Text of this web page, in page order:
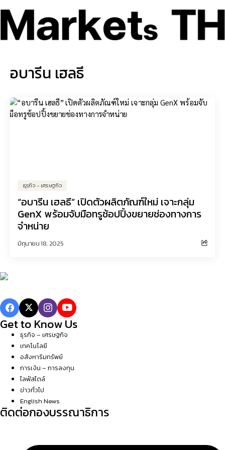
อบารีน เฮลธี
ธุรกิจ - เศรษฐกิจ
“อบารีน เฮลธี” เปิดตัวผลิตภัณฑ์ใหม่ เจาะกลุ่ม
GenX พร้อมจับมือทรูช้อปปิ้งขยายช่องทางการ
จำหน่าย
มิถุนายน 18, 2025
Get to Know Us
ธุรกิจ – เศรษฐกิจ
เทคโนโลยี
อสังหาริมทรัพย์
การเงิน – การลงทุน
ไลฟ์สไตล์
ข่าวทั่วไป
English News
ติดต่อกองบรรณาธิการ